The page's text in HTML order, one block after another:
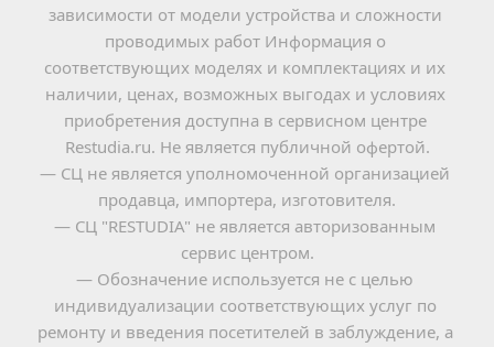
зависимости от модели устройства и сложности
проводимых работ Информация о
соответствующих моделях и комплектациях и их
наличии, ценах, возможных выгодах и условиях
приобретения доступна в сервисном центре
Restudia.ru. Не является публичной офертой.
— СЦ не является уполномоченной организацией
продавца, импортера, изготовителя.
— СЦ "RESTUDIA" не является авторизованным
сервис центром.
— Обозначение используется не с целью
индивидуализации соответствующих услуг по
ремонту и введения посетителей в заблуждение, а